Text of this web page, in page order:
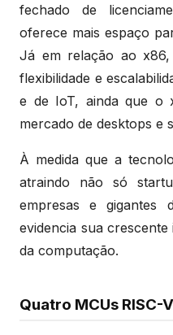
fechado de
oferece mais espaço
Já em relação ao
flexibilidade e
e de IoT, ainda que o
mercado de desktops e
À medida que a
atraindo não só
empresas e gigantes
evidencia sua
da computação.
Quatro MCUs RISC-